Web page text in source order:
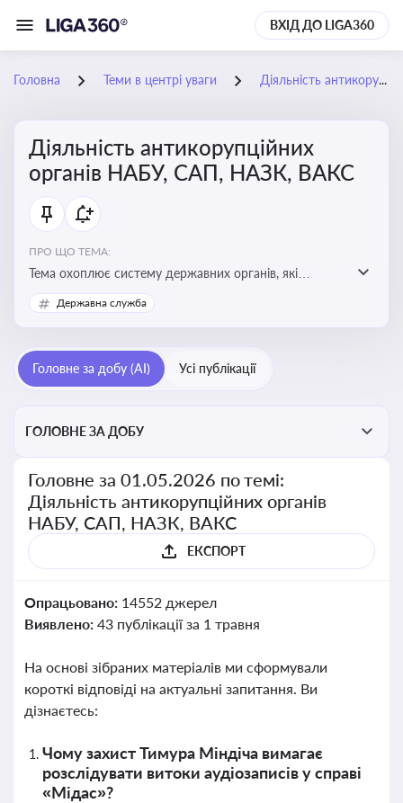
ВХІД ДО LIGA360
Головна Теми в центрі уваги Діяльність антикорупційних органів НАБУ, САП, НАЗК, ВАКС
Діяльність антикорупційних
органів НАБУ, САП, НАЗК, ВАКС
ПРО ЩО ТЕМА:
Тема охоплює систему державних органів, які
здійснюють запобігання, виявлення та розслідування
корупційних правопорушень, що є ключовим
у державному управлінні та бізнесі
Державна служба
Головне за добу (AI) Усі публікації
ГОЛОВНЕ ЗА ДОБУ
Головне за 01.05.2026 по темі:
Діяльність антикорупційних органів
НАБУ, САП, НАЗК, ВАКС
ЕКСПОРТ
Опрацьовано: 14552 джерел
Виявлено: 43 публікації за 1 травня
На основі зібраних матеріалів ми сформували
короткі відповіді на актуальні запитання. Ви
дізнаєтесь:
Чому захист Тимура Міндіча вимагає
розслідувати витоки аудіозаписів у справі
«Мідас»?